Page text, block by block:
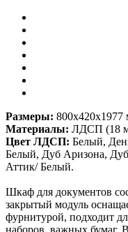
Размеры: 800х420х1977
Материалы: ЛДСП (18
Цвет ЛДСП: Белый,
Белый, Дуб Аризона,
Аттик/ Белый.
Шкаф для документов
закрытый модуль
фурнитурой, подходит
наборов, важных бумаг.